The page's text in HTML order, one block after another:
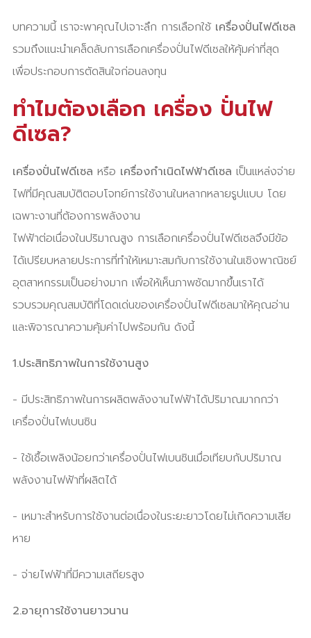
บทความนี้ เราจะพาคุณไปเจาะลึก การเลือกใช้ เครื่องปั่นไฟดีเซล
รวมถึงแนะนำเคล็ดลับการเลือกเครื่องปั่นไฟดีเซลให้คุ้มค่าที่สุด
เพื่อประกอบการตัดสินใจก่อนลงทุน
ทำไมต้องเลือก เครื่อง ปั่นไฟ
ดีเซล?
เครื่องปั่นไฟดีเซล หรือ เครื่องกำเนิดไฟฟ้าดีเซล เป็นแหล่งจ่าย
ไฟที่มีคุณสมบัติตอบโจทย์การใช้งานในหลากหลายรูปแบบ โดย
เฉพาะงานที่ต้องการพลังงาน
ไฟฟ้าต่อเนื่องในปริมาณสูง การเลือกเครื่องปั่นไฟดีเซลจึงมีข้อ
ได้เปรียบหลายประการที่ทำให้เหมาะสมกับการใช้งานในเชิงพาณิชย์
อุตสาหกรรมเป็นอย่างมาก เพื่อให้เห็นภาพชัดมากขึ้นเราได้
รวบรวมคุณสมบัติที่โดดเด่นของเครื่องปั่นไฟดีเซลมาให้คุณอ่าน
และพิจารณาความคุ้มค่าไปพร้อมกัน ดังนี้
1.ประสิทธิภาพในการใช้งานสูง
- มีประสิทธิภาพในการผลิตพลังงานไฟฟ้าได้ปริมาณมากกว่า
เครื่องปั่นไฟเบนซิน
- ใช้เชื้อเพลิงน้อยกว่าเครื่องปั่นไฟเบนซินเมื่อเทียบกับปริมาณ
พลังงานไฟฟ้าที่ผลิตได้
- เหมาะสำหรับการใช้งานต่อเนื่องในระยะยาวโดยไม่เกิดความเสีย
หาย
- จ่ายไฟฟ้าที่มีความเสถียรสูง
2.อายุการใช้งานยาวนาน